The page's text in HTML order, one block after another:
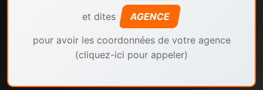
et dites AGENCE
pour avoir les coordonnées de votre agence
(cliquez-ici pour appeler)